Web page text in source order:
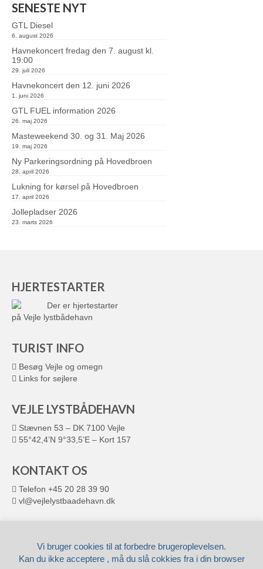
SENESTE NYT
GTL Diesel
6. august 2026
Havnekoncert fredag den 7. august kl.
19:00
29. juli 2026
Havnekoncert den 12. juni 2026
1. juni 2026
GTL FUEL information 2026
26. maj 2026
Masteweekend 30. og 31. Maj 2026
19. maj 2026
Ny Parkeringsordning på Hovedbroen
28. april 2026
Lukning for kørsel på Hovedbroen
17. april 2026
Jollepladser 2026
23. marts 2026
HJERTESTARTER
Der er hjertestarter
på Vejle lystbådehavn
TURIST INFO
Besøg Vejle og omegn
Links for sejlere
VEJLE LYSTBÅDEHAVN
Stævnen 53 – DK 7100 Vejle
55°42,4’N 9°33,5’E – Kort 157
KONTAKT OS
Telefon +45 20 28 39 90
vl@vejlelystbaadehavn.dk
Leveret afFronto.dk
Vi bruger cookies til at forbedre brugeroplevelsen.
Kan du ikke acceptere , må du slå cokkies fra i din browser